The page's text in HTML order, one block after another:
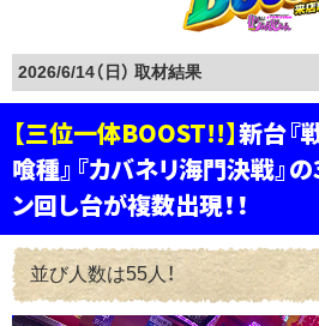
2026/6/14（日）
【三位一体BOOST!!】新台『
喰種』『カバネリ海門決戦』
ン回し台が複数出現！！
並び人数は55人！